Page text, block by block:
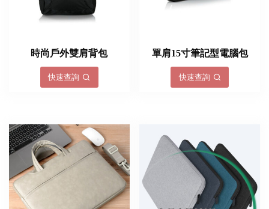
時尚戶外雙肩背包
快速查詢
單肩15寸筆記型電腦包
快速查詢